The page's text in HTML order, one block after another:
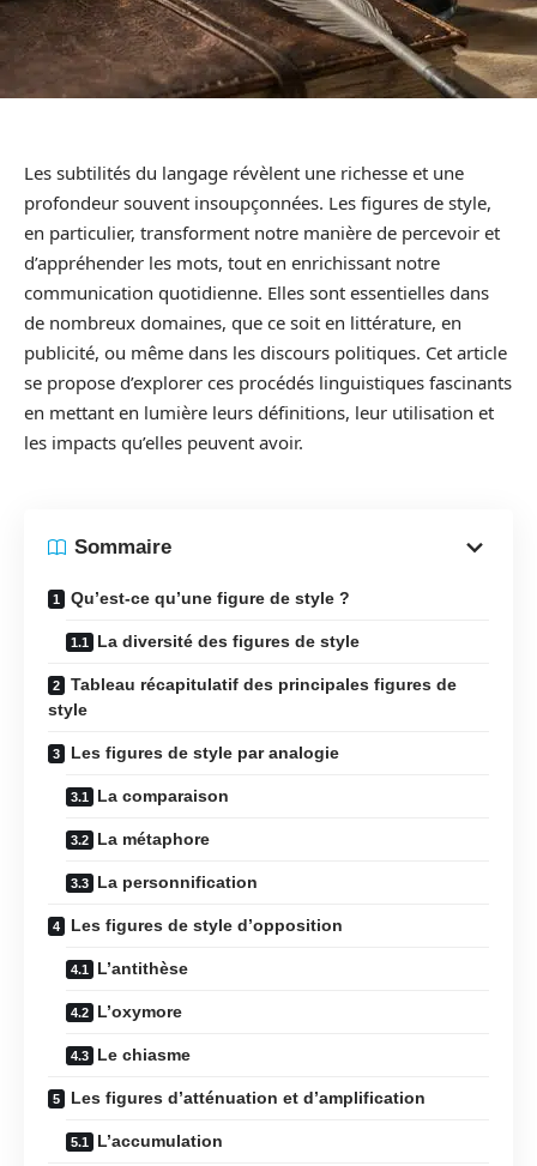
Les subtilités du langage révèlent une richesse et une
profondeur souvent insoupçonnées. Les figures de style,
en particulier, transforment notre manière de percevoir et
d’appréhender les mots, tout en enrichissant notre
communication quotidienne. Elles sont essentielles dans
de nombreux domaines, que ce soit en littérature, en
publicité, ou même dans les discours politiques. Cet article
se propose d’explorer ces procédés linguistiques fascinants
en mettant en lumière leurs définitions, leur utilisation et
les impacts qu’elles peuvent avoir.
Sommaire
Qu’est-ce qu’une figure de style ?
La diversité des figures de style
Tableau récapitulatif des principales figures de
style
Les figures de style par analogie
La comparaison
La métaphore
La personnification
Les figures de style d’opposition
L’antithèse
L’oxymore
Le chiasme
Les figures d’atténuation et d’amplification
L’accumulation